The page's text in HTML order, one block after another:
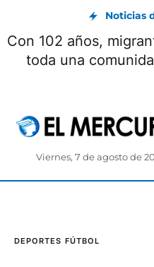
Noticias
Con 102 años,
toda una
Viernes, 7 de agosto de
DEPORTES FÚTBOL